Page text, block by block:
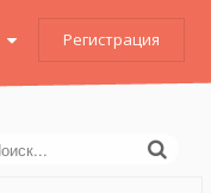
Регистрация